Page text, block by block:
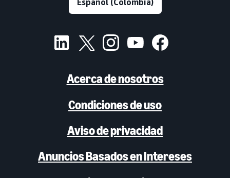
Acerca de nosotros
Condiciones de uso
Aviso de privacidad
Anuncios Basados en Intereses